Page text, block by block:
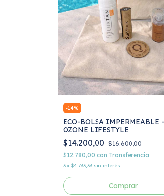
-14%
ECO-BOLSA IMPERMEABLE -
OZONE LIFESTYLE
$14.200,00 $16.600,00
$12.780,00 con Transferencia
3 x $4.733,33 sin interés